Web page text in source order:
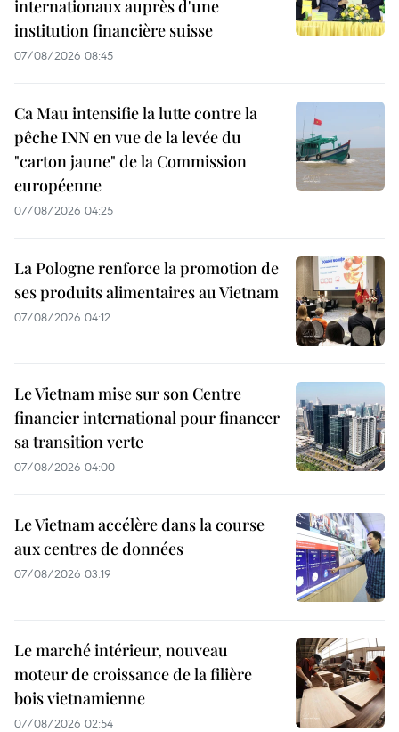
internationaux auprès d'une
institution financière suisse
07/08/2026 08:45
Ca Mau intensifie la lutte contre la
pêche INN en vue de la levée du
"carton jaune" de la Commission
européenne
07/08/2026 04:25
La Pologne renforce la promotion de
ses produits alimentaires au Vietnam
07/08/2026 04:12
Le Vietnam mise sur son Centre
financier international pour financer
sa transition verte
07/08/2026 04:00
Le Vietnam accélère dans la course
aux centres de données
07/08/2026 03:19
Le marché intérieur, nouveau
moteur de croissance de la filière
bois vietnamienne
07/08/2026 02:54